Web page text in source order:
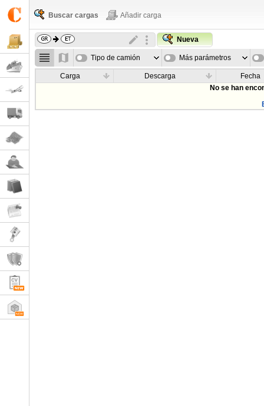
Buscar cargas Añadir carga
Nueva
Tipo de camión Más parámetros
Carga Descarga
Fecha
No se han